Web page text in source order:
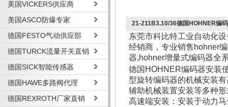
美国VICKERS供应商
美国ASCO防爆专家
德国FESTO气动供应部
德国TURCK流量开关直销
德国SICK智能传感器
德国HAWE多路阀代理
德国REXROTH厂家直销
21-211B3.10/36德国HOHNER编
东莞市科比特工业自动化
经销商，专业销售hohner
器,hohner增量式编码器全
德国HOHNER编码器安装
型旋转编码器的机械安装
辅助机械装置安装等多种
高速端安装：安装于动力